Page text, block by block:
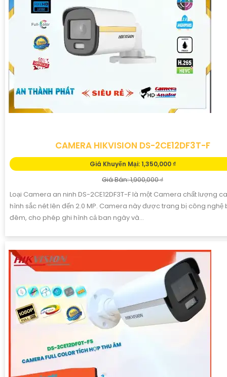
CAMERA HIKVISION DS-2CE12DF3T-F
Giá Khuyến Mại: 1,350,000 ₫
Giá Bán: 1,900,000 ₫
Loại Camera an ninh DS-2CE12DF3T-F là một Camera chất lượng
hình sắc nét lên đến 2.0 MP. Camera này được trang bị công nghệ
đêm, cho phép ghi hình cả ban ngày và...